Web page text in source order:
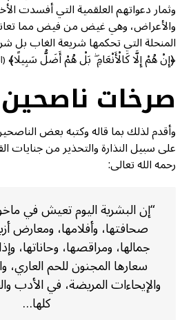
وثمار دعواتهم العلقمية التي أفسدت
والأعراض، وهي غيض من فيض مما
المنحلة التي تحكمها شريعة الغاب بل
﴿إِنْ هُمْ إِلَّا كَالْأَنْعَامِ ۖ بَلْ هُمْ أَضَلُّ سَبِيلًا﴾
صرخات ناصحين
وأقدم لذلك بما قاله وكتبه بعض
على سبيل النذارة والتحذير من
رحمه الله تعالى:
“إن البشرية اليوم تعيش في
صحافتها، وأفلامها، ومعارض
جمالها، ومراقصها، وحاناتها،
سعارها المجنون للحم العاري،
والإيحاءات المريضة، في الأدب
كلها…